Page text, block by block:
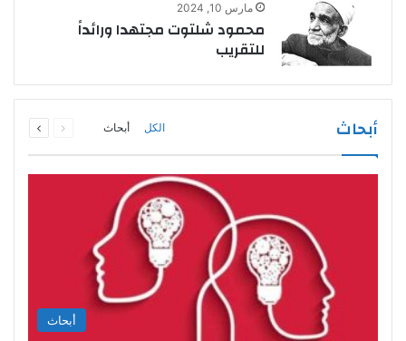
مارس 10, 2024
محمود شلتوت مجتهدا ورائداً
للتقريب
أبحاث الكل أبحاث
الصفحة
أبحاث